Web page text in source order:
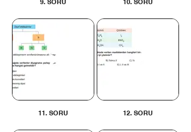
9. SORU 10. SORU
11. SORU 12. SORU